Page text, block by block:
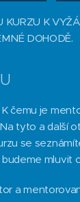
KURZU K
DOHODĚ.
čemu je
tyto a další
se
budeme mluvit
a